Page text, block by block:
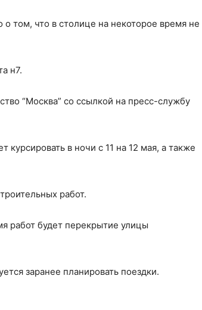
том, что в столице на некоторое время не
н7.
“Москва” со ссылкой на пресс-службу
в ночи с 11 на 12 мая, а также
работ.
работ будет перекрытие улицы
заранее планировать поездки.